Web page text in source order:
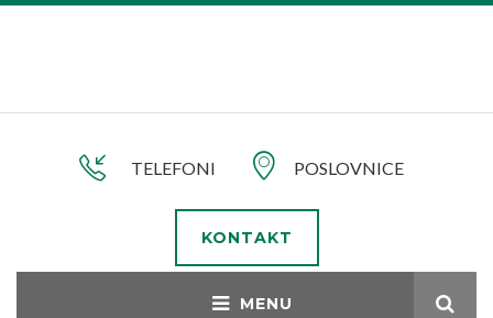
TELEFONI POSLOVNICE
KONTAKT